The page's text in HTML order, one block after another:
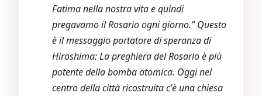
Fatima nella nostra vita e quindi
pregavamo il Rosario ogni giorno." Questo
è il messaggio portatore di speranza di
Hiroshima: La preghiera del Rosario è più
potente della bomba atomica. Oggi nel
centro della città ricostruita c'è una chiesa